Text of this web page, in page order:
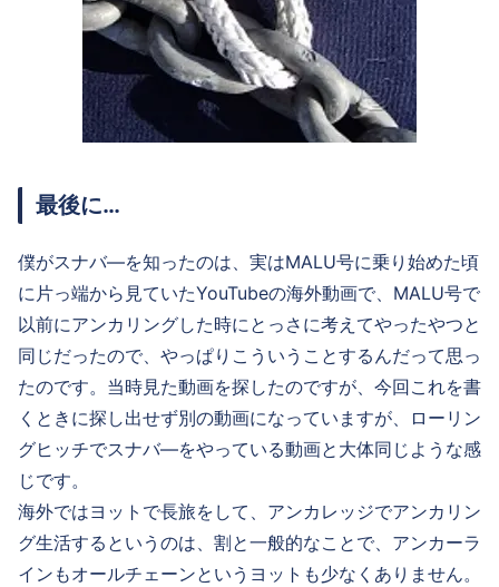
最後に…
僕がスナバ―を知ったのは、実はMALU号に乗り始めた頃
に片っ端から見ていたYouTubeの海外動画で、MALU号で
以前にアンカリングした時にとっさに考えてやったやつと
同じだったので、やっぱりこういうことするんだって思っ
たのです。当時見た動画を探したのですが、今回これを書
くときに探し出せず別の動画になっていますが、ローリン
グヒッチでスナバ―をやっている動画と大体同じような感
じです。
海外ではヨットで長旅をして、アンカレッジでアンカリン
グ生活するというのは、割と一般的なことで、アンカーラ
インもオールチェーンというヨットも少なくありません。